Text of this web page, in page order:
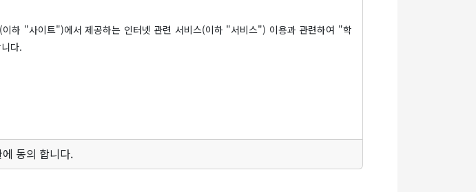
하 "사이트")에서 제공하는 인터넷 관련 서비스(이하 "서비스") 이용과 관련하여 "학
다.
포함)와 상관없이 "회원"이 이용할 수 있는 "학교" 관련 제반 서비스를 의미합니다.
을 체결하고 "학교"가 제공하는 "서비스"를 이용하는 고객을 말합니다.
동의 합니다.